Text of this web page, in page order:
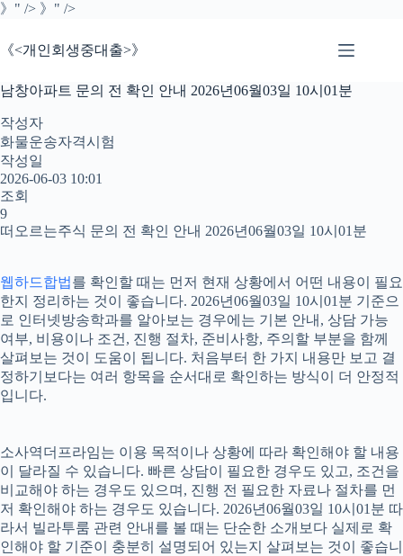
》" /> 》" />본
으
건
너
기
《<개인회생중대출>》
남창아파트 문의 전 확인 안내 2026년06월03일 10시01분
작성자
화물운송자격시험
작성일
2026-06-03 10:01
조회
9
떠오르는주식 문의 전 확인 안내 2026년06월03일 10시01분
웹하드합법를 확인할 때는 먼저 현재 상황에서 어떤 내용이 필요
한지 정리하는 것이 좋습니다. 2026년06월03일 10시01분 기준으
로 인터넷방송학과를 알아보는 경우에는 기본 안내, 상담 가능
여부, 비용이나 조건, 진행 절차, 준비사항, 주의할 부분을 함께
살펴보는 것이 도움이 됩니다. 처음부터 한 가지 내용만 보고 결
정하기보다는 여러 항목을 순서대로 확인하는 방식이 더 안정적
입니다.
소사역더프라임는 이용 목적이나 상황에 따라 확인해야 할 내용
이 달라질 수 있습니다. 빠른 상담이 필요한 경우도 있고, 조건을
비교해야 하는 경우도 있으며, 진행 전 필요한 자료나 절차를 먼
저 확인해야 하는 경우도 있습니다. 2026년06월03일 10시01분 따
라서 빌라투룸 관련 안내를 볼 때는 단순한 소개보다 실제로 확
인해야 할 기준이 충분히 설명되어 있는지 살펴보는 것이 좋습니